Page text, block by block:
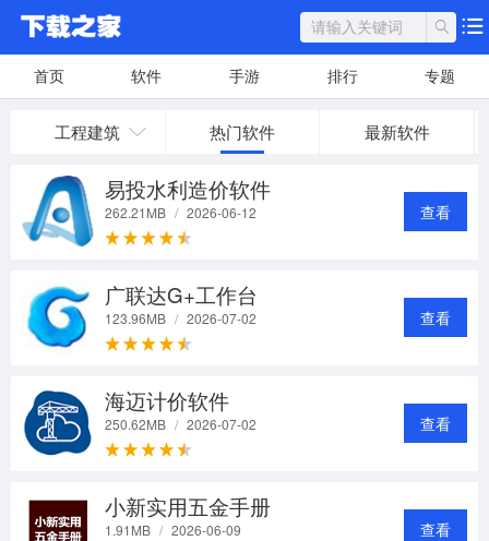
首页 软件 手游 排行 专题
工程建筑 热门软件 最新软件
易投水利造价软件
262.21MB / 2026-06-12 查看
广联达G+工作台
123.96MB / 2026-07-02 查看
海迈计价软件
250.62MB / 2026-07-02 查看
小新实用五金手册
1.91MB / 2026-06-09 查看